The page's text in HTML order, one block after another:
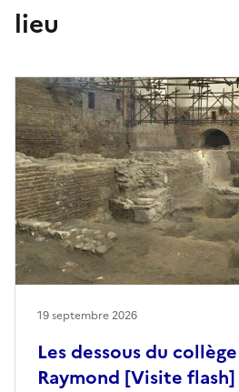
lieu
Les dessous du
Raymond [Visite flash]
19 septembre 2026